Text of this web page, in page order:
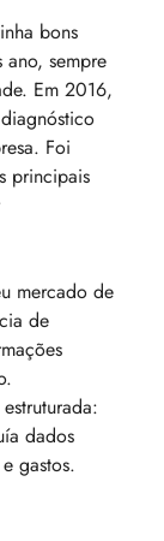
bons
ano, sempre
Em 2016,
Foi
principais
mercado de
de
dados
gastos.